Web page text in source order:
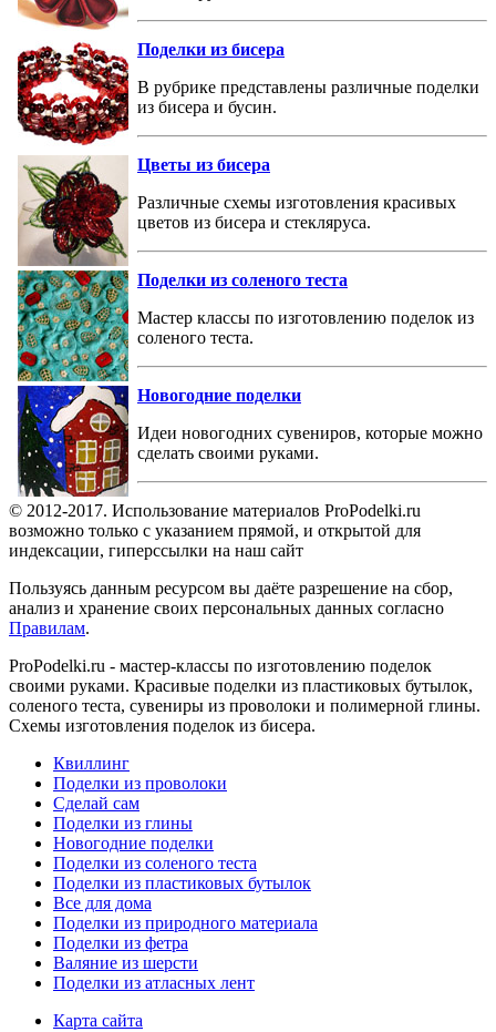
Поделки из бисера
В рубрике представлены различные поделки
из бисера и бусин.
Цветы из бисера
Различные схемы изготовления красивых
цветов из бисера и стекляруса.
Поделки из соленого теста
Мастер классы по изготовлению поделок из
соленого теста.
Новогодние поделки
Идеи новогодних сувениров, которые можно
сделать своими руками.
© 2012-2017. Использование материалов ProPodelki.ru
возможно только с указанием прямой, и открытой для
индексации, гиперссылки на наш сайт
Пользуясь данным ресурсом вы даёте разрешение на сбор,
анализ и хранение своих персональных данных согласно
Правилам.
ProPodelki.ru - мастер-классы по изготовлению поделок
своими руками. Красивые поделки из пластиковых бутылок,
соленого теста, сувениры из проволоки и полимерной глины.
Схемы изготовления поделок из бисера.
Квиллинг
Поделки из проволоки
Сделай сам
Поделки из глины
Новогодние поделки
Поделки из соленого теста
Поделки из пластиковых бутылок
Все для дома
Поделки из природного материала
Поделки из фетра
Валяние из шерсти
Поделки из атласных лент
Карта сайта